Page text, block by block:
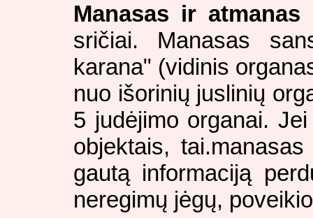
Manasas ir atmanas
sričiai. Manasas
karana" (vidinis
nuo išorinių juslinių
5 judėjimo organai.
objektais,
gautą informaciją
neregimų jėgų,